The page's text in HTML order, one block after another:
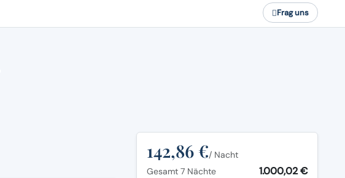
Frag uns
142,86 €/ Nacht
Gesamt 7 Nächte
1.000,02 €